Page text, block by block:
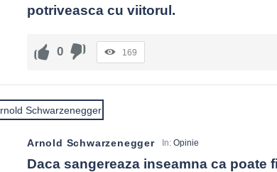
potriveasca cu viitorul.
0 169
Arnold Schwarzenegger In: Opinie
Daca sangereaza inseamna ca poate